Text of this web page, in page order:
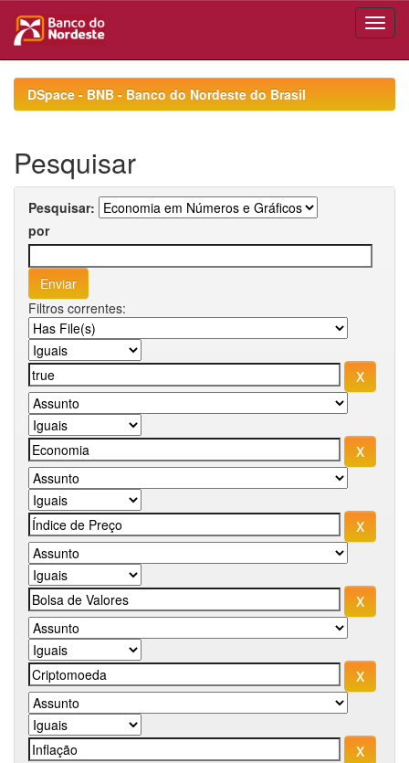
navigationDSpace - BNB - Banco do Nordeste do Brasil
Pesquisar
Pesquisar:
por
Filtros correntes: